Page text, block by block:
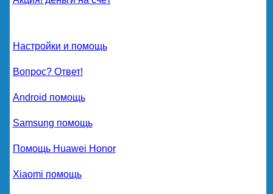
Настройки и помощь
Вопрос? Ответ!
Android помощь
Samsung помощь
Помощь Huawei Honor
Xiaomi помощь